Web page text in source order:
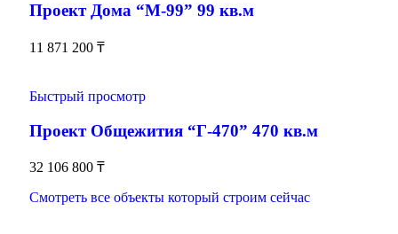
Проект Дома “М-99” 99 кв.м
11 871 200 ₸
Быстрый просмотр
Проект Общежития “Г-470” 470 кв.м
32 106 800 ₸
Смотреть все объекты который строим сейчас